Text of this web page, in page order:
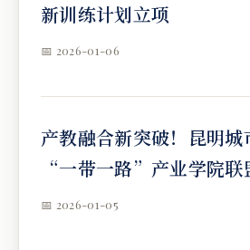
新训练计划立项
📅 2026-01-06
产教融合新突破！昆明城
“一带一路”产业学院联
📅 2026-01-05